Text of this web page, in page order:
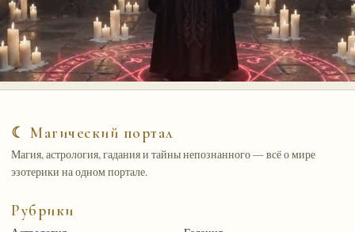
☾ Магический портал
Магия, астрология, гадания и тайны непознанного — всё о мире
эзотерики на одном портале.
Рубрики